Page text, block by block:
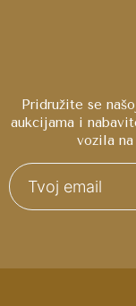
Pridružite se
aukcijama i
vozila